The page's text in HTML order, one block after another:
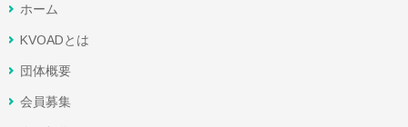
ホーム
KVOADとは
団体概要
会員募集